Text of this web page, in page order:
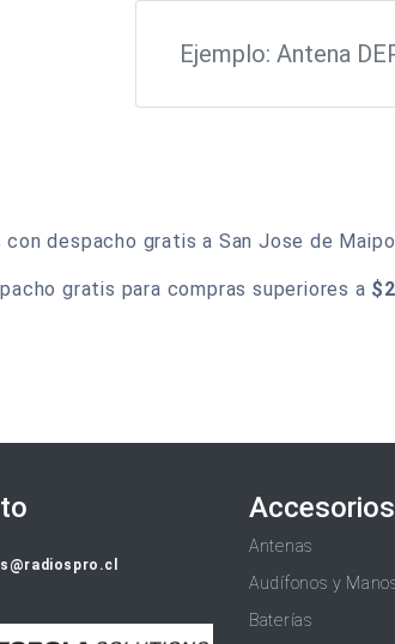
con despacho gratis a San Jose de
gratis para compras superiores a
Antenas
Audífonos y
Baterías